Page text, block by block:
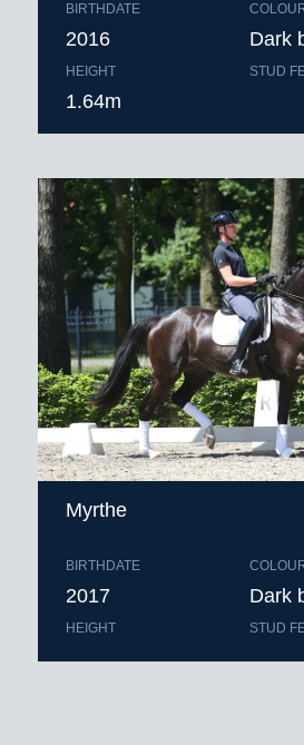
BIRTHDATE
2016
HEIGHT
1.64m
Dark
STUD
Myrthe
BIRTHDATE
2017
HEIGHT
Dark
STUD